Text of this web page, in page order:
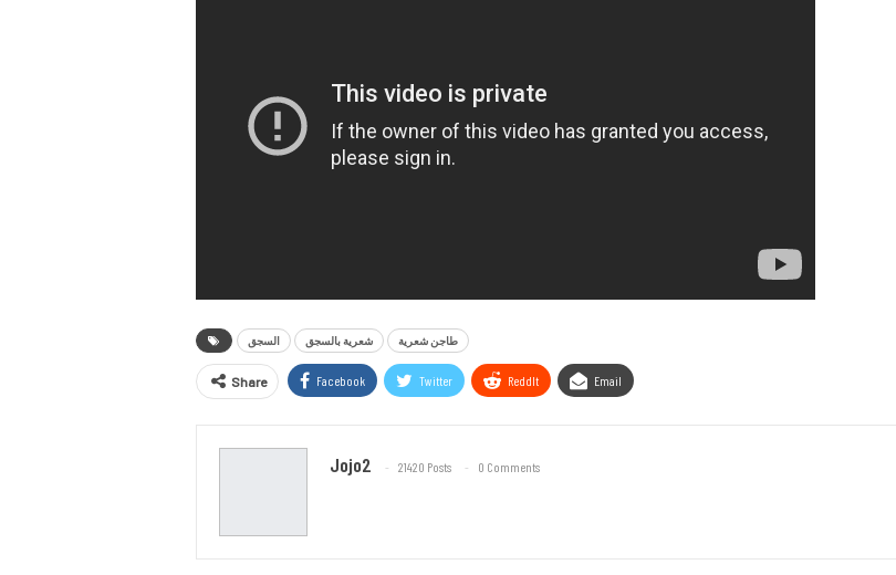
السجق شعرية بالسجق طاجن شعرية
Share Facebook Twitter ReddIt Email
Jojo2 21420 Posts 0 Comments